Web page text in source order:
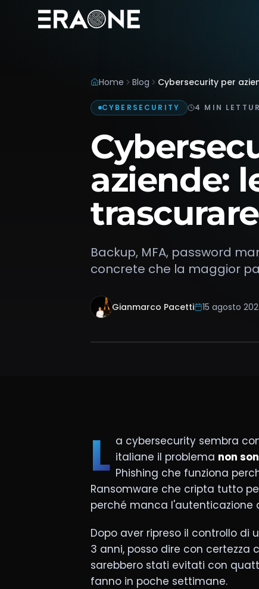
Vai al contenuto principale
Home Blog Cybersecurity per
CYBERSECURITY 4 MIN
aziende:
trascurare
Backup, MFA, password
concrete che la maggior
Gianmarco Pacetti 15 agosto
L a cybersecurity sembra
italiane il problema non
Phishing che funziona
Ransomware che cripta tutto
perché manca l'autenticazione
Dopo aver ripreso il controllo di
3 anni, posso dire con certezza
sarebbero stati evitati con
fanno in poche settimane.